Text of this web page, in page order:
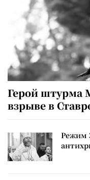
Герой штурма
взрыве в
Режим